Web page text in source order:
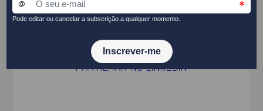
Conceitos gerais
PARTILHAR NO LINKEDIN